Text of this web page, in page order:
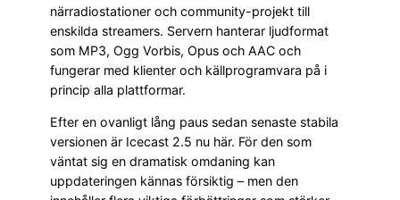
närradiostationer och community-projekt till
enskilda streamers. Servern hanterar ljudformat
som MP3, Ogg Vorbis, Opus och AAC och
fungerar med klienter och källprogramvara på i
princip alla plattformar.
Efter en ovanligt lång paus sedan senaste stabila
versionen är Icecast 2.5 nu här. För den som
väntat sig en dramatisk omdaning kan
uppdateringen kännas försiktig – men den